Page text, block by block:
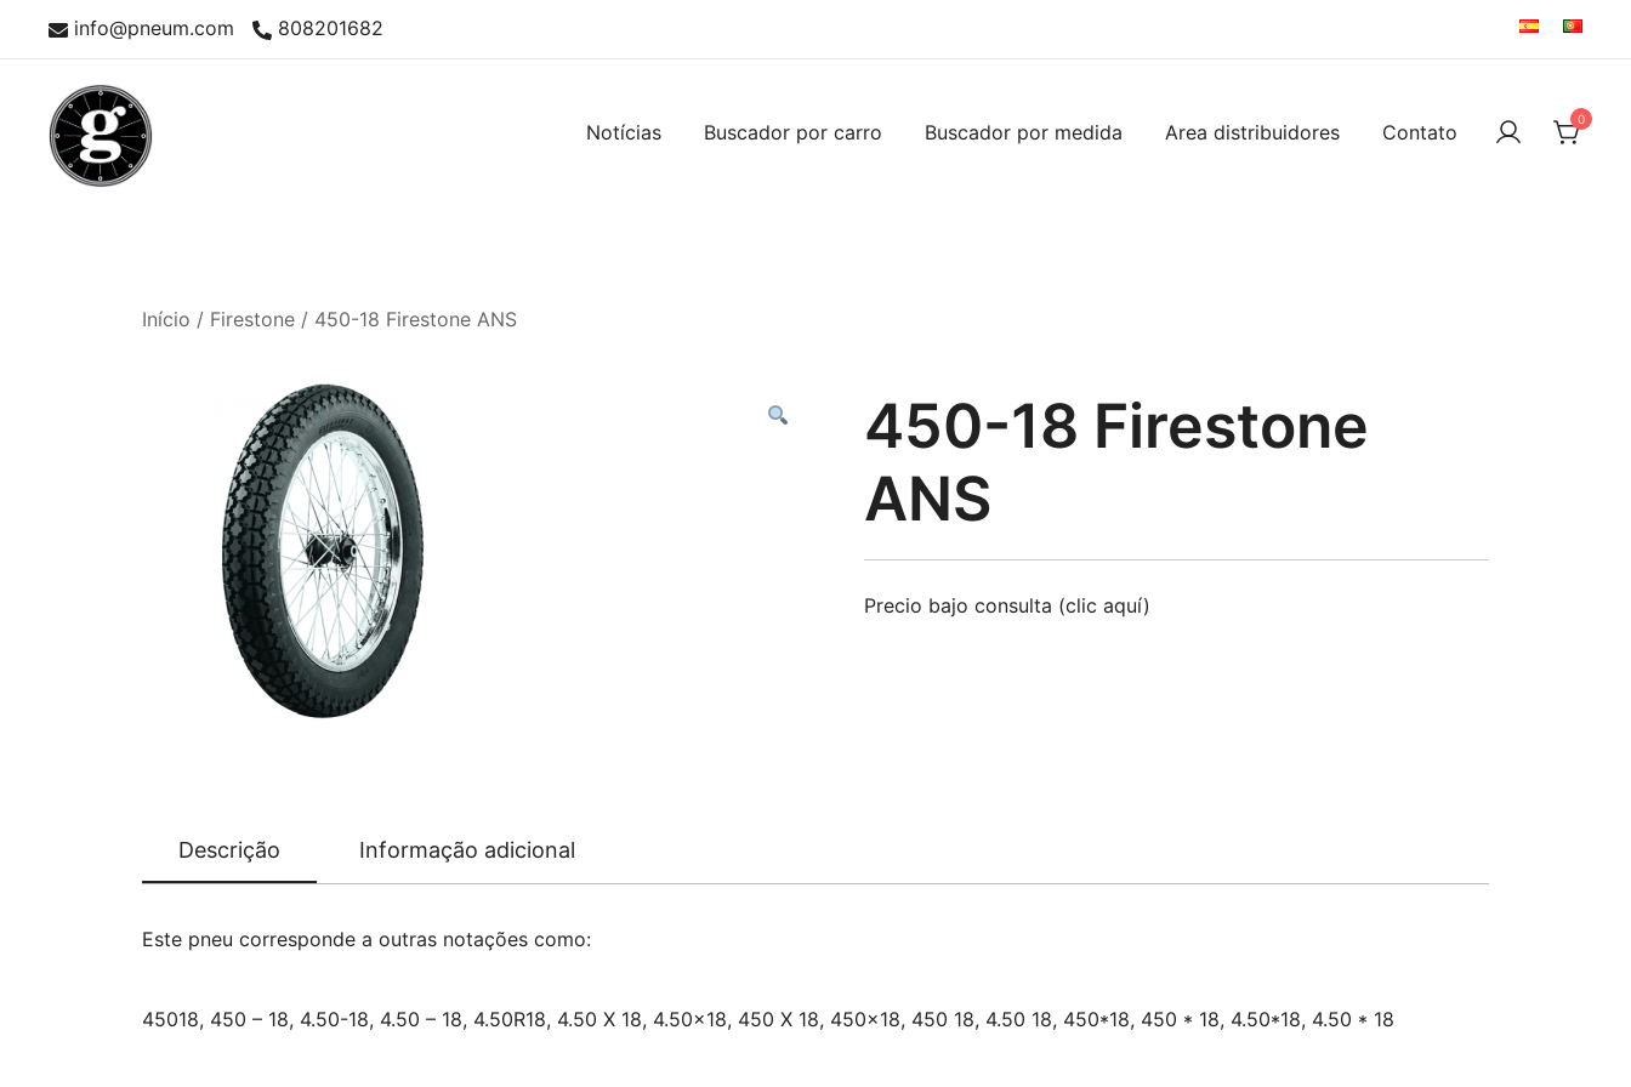
info@pneum.com 808201682
Notícias Buscador por carro Buscador por medida Area distribuidores Contato
0
Início / Firestone / 450-18 Firestone ANS
450-18 Firestone
ANS
Precio bajo consulta (clic aquí)
Descrição Informação adicional
Este pneu corresponde a outras notações como:
45018, 450 – 18, 4.50-18, 4.50 – 18, 4.50R18, 4.50 X 18, 4.50×18, 450 X 18, 450×18, 450 18, 4.50 18, 450*18, 450 * 18, 4.50*18, 4.50 * 18